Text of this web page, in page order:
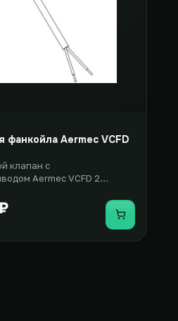
фанкойла Aermec VCFD
клапан с
Aermec VCFD 2
включаю..
Купить